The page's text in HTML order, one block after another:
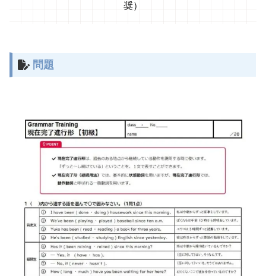
奨）
問題